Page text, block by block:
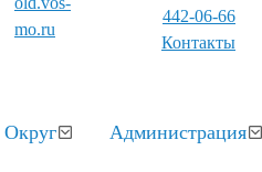
mo.ru
442-06-66
Контакты⁠
Округ Администрация